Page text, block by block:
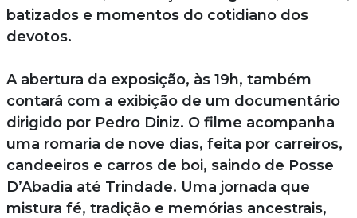
batizados e momentos do cotidiano dos
devotos.
A abertura da exposição, às 19h, também
contará com a exibição de um documentário
dirigido por Pedro Diniz. O filme acompanha
uma romaria de nove dias, feita por carreiros,
candeeiros e carros de boi, saindo de Posse
D’Abadia até Trindade. Uma jornada que
mistura fé, tradição e memórias ancestrais,